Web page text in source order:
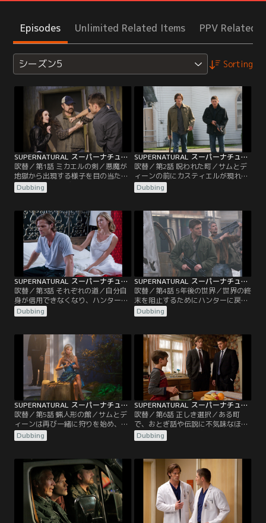
Episodes Unlimited Related Items PPV Related
シーズン5 Sorting
SUPERNATURAL スーパーナチュラル シーズン5 第01話／吹替
吹替／第1話 ミカエルの剣／悪魔が
地獄から出現する様子を目の当たり
にして、サムとディーンが立ちつく
す…という衝撃的なシーンで、フォ
ーズンは、魔王ルシファーが復活し
た後、サム、ディーン、ボビーが、
様々な困難に立ち向かっていくとい
う物語で幕を開ける。彼らは、天使
カスティエルに関する驚くべき情報
をチャックから聞き…。
Dubbing
SUPERNATURAL スーパーナチュラル シーズン5 第02話／吹替
吹替／第2話 呪われた町／サムとデ
ィーンの前にカスティエルが現れ、
ルシファーを打ち倒すために神を捜
しにいくと告げる。その頃、ボビー
仲間でもあるルーファスが、ある町
で悪魔の攻撃に遭い、緊急の援護を
求めてくる。その町に駆けつけた二
人は、住人たちがある“幻覚”を見せ
られ、互いを悪魔だと思い込み殺し
あっていることに…。
Dubbing
SUPERNATURAL スーパーナチュラル シーズン5 第03話／吹替
吹替／第3話 それぞれの道／自分自
身が信用できなくなり、ハンターを
やめる決意を固めたサム。だが、あ
る夜 夢の中に現れた恋人のジェシカ
持ちは大きく揺さぶられる。一方
“世界の終末”を阻止するために一人
で狩りを続けているディーンは、天
使のカスティエルと共に大天使ラフ
ァエルを捜し出し、神の居場所を突
き止めようと…。
Dubbing
SUPERNATURAL スーパーナチュラル シーズン5 第04話／吹替
吹替／第4話 5年後の世界／世界の終
末を阻止するためにハンターに戻り
たいと言うサム。だが、ディーンは
その申し出をはねつける。数時間
悪魔のウイルスに感染した凶暴な住
人たちに襲われる。そこで、自分が
5年後にタイムワープしたことを知
ったディーンは、“未来のディー
ン”に遭遇し…。
Dubbing
SUPERNATURAL スーパーナチュラル シーズン5 第05話／吹替
吹替／第5話 蝋人形の館／サムとデ
ィーンは再び一緒に狩りを始め、小
さな町の殺人事件を調査する。不思
議なことに、事件の犯人はすでに亡
名人の幽霊だった。だが、あるティ
ーンエイジャーたちが“まだ生きて
いる”有名人に誘拐された時、二人
は犯人が幽霊ではないことに気づ
く。新たな調査を進めるうちに、彼
らの前に…。
Dubbing
SUPERNATURAL スーパーナチュラル シーズン5 第06話／吹替
吹替／第6話 正しき選択／ある町
で、おとぎ話や伝説に不気味なほど
よく似た殺人事件が次々と起きる。
調査を続けるサムとディーンは、ジ
事件の鍵を握っていることを突き止
める。このあどけない子供が何かを
信じると、それが現実になっていく
のを見て、立ちすくむ二人。カステ
ィエルはジェシーを殺す以外に…。
Dubbing